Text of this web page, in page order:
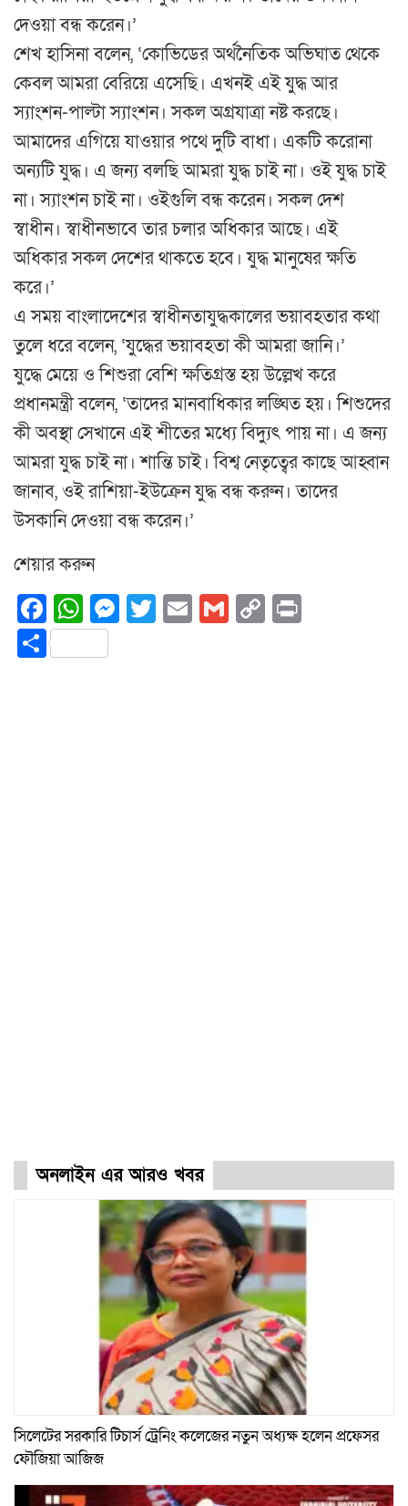
দেওয়া বন্ধ করেন।’
শেখ হাসিনা বলেন, ‘কোভিডের অর্থনৈতিক অভিঘাত থেকে
কেবল আমরা বেরিয়ে এসেছি। এখনই এই যুদ্ধ আর
স্যাংশন-পাল্টা স্যাংশন। সকল অগ্রযাত্রা নষ্ট করছে।
আমাদের এগিয়ে যাওয়ার পথে দুটি বাধা। একটি করোনা
অন্যটি যুদ্ধ। এ জন্য বলছি আমরা যুদ্ধ চাই না। ওই যুদ্ধ চাই
না। স্যাংশন চাই না। ওইগুলি বন্ধ করেন। সকল দেশ
স্বাধীন। স্বাধীনভাবে তার চলার অধিকার আছে। এই
অধিকার সকল দেশের থাকতে হবে। যুদ্ধ মানুষের ক্ষতি
করে।’
এ সময় বাংলাদেশের স্বাধীনতাযুদ্ধকালের ভয়াবহতার কথা
তুলে ধরে বলেন, ‘যুদ্ধের ভয়াবহতা কী আমরা জানি।’
যুদ্ধে মেয়ে ও শিশুরা বেশি ক্ষতিগ্রস্ত হয় উল্লেখ করে
প্রধানমন্ত্রী বলেন, ‘তাদের মানবাধিকার লঙ্ঘিত হয়। শিশুদের
কী অবস্থা সেখানে এই শীতের মধ্যে বিদ্যুৎ পায় না। এ জন্য
আমরা যুদ্ধ চাই না। শান্তি চাই। বিশ্ব নেতৃত্বের কাছে আহ্বান
জানাব, ওই রাশিয়া-ইউক্রেন যুদ্ধ বন্ধ করুন। তাদের
উসকানি দেওয়া বন্ধ করেন।’
শেয়ার করুন
Facebook
WhatsApp
Messenger
Twitter
EmailGmail
Copy
Share
অনলাইন এর আরও খবর
সিলেটের সরকারি টিচার্স ট্রেনিং কলেজের নতুন অধ্যক্ষ হলেন প্রফেসর
ফৌজিয়া আজিজ